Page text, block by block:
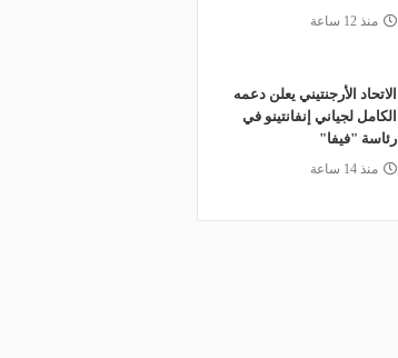
منذ 12 ساعة
الاتحاد الأرجنتيني يعلن دعمه
الكامل لجياني إنفانتينو في
رئاسة "فيفا"
منذ 14 ساعة